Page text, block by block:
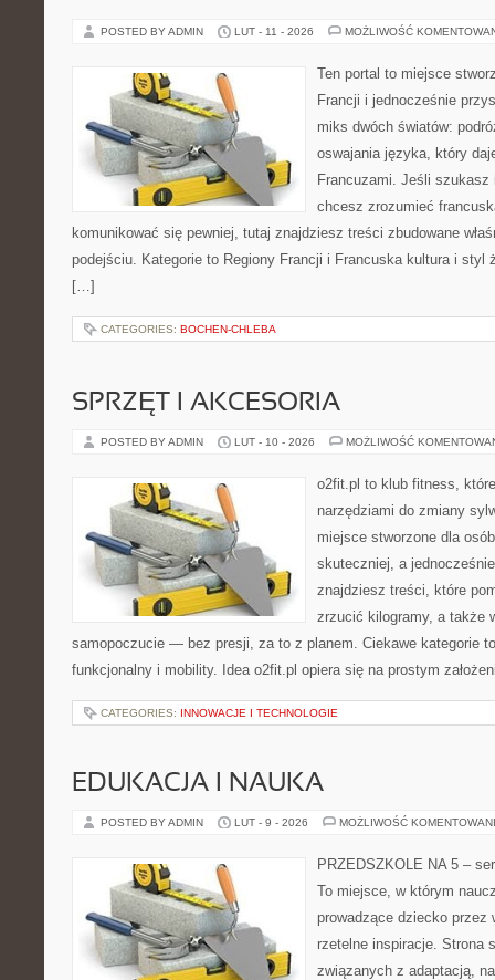
POSTED BY ADMIN LUT - 11 - 2026 MOŻLIWOŚĆ
Ten portal to miejsce
Francji i jednocześnie
miks dwóch światów:
oswajania języka, który
Francuzami. Jeśli
chcesz zrozumieć
komunikować się pewniej, tutaj znajdziesz treści zbudowane
podejściu. Kategorie to Regiony Francji i Francuska kultura i styl
[…]
CATEGORIES: BOCHEN-CHLEBA
SPRZĘT I AKCESORIA
POSTED BY ADMIN LUT - 10 - 2026 MOŻLIWOŚĆ
o2fit.pl to klub fitness,
narzędziami do zmiany
miejsce stworzone dla
skuteczniej, a
znajdziesz treści, które
zrzucić kilogramy, a także
samopoczucie — bez presji, za to z planem. Ciekawe kategorie
funkcjonalny i mobility. Idea o2fit.pl opiera się na prostym
CATEGORIES: INNOWACJE I TECHNOLOGIE
EDUKACJA I NAUKA
POSTED BY ADMIN LUT - 9 - 2026 MOŻLIWOŚĆ
PRZEDSZKOLE NA 5 –
To miejsce, w którym
prowadzące dziecko przez
rzetelne inspiracje. Strona
związanych z adaptacją,